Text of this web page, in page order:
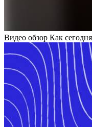
Видео обзор Как